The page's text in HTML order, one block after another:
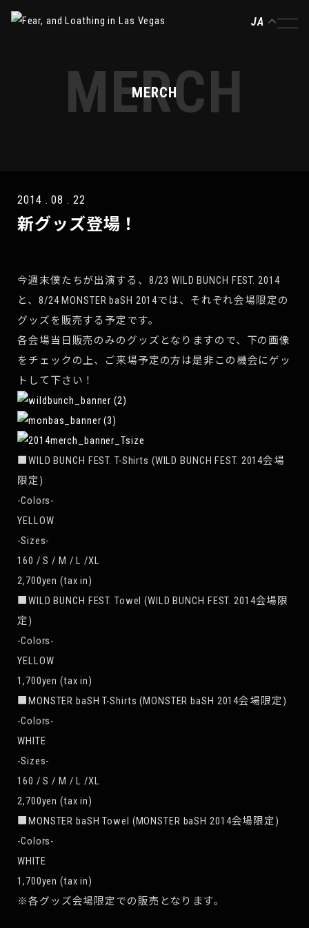
JA
MERCH
MERCH
2014 . 08 . 22
新グッズ登場！
今週末僕たちが出演する、8/23 WILD BUNCH FEST. 2014
と、8/24 MONSTER baSH 2014では、それぞれ会場限定の
グッズを販売する予定です。
各会場当日販売のみのグッズとなりますので、下の画像
をチェックの上、ご来場予定の方は是非この機会にゲッ
トして下さい！
■WILD BUNCH FEST. T-Shirts (WILD BUNCH FEST. 2014会場
限定)
-Colors-
YELLOW
-Sizes-
160 / S / M / L /XL
2,700yen (tax in)
■WILD BUNCH FEST. Towel (WILD BUNCH FEST. 2014会場限
定)
-Colors-
YELLOW
1,700yen (tax in)
■MONSTER baSH T-Shirts (MONSTER baSH 2014会場限定)
-Colors-
WHITE
-Sizes-
160 / S / M / L /XL
2,700yen (tax in)
■MONSTER baSH Towel (MONSTER baSH 2014会場限定)
-Colors-
WHITE
1,700yen (tax in)
※各グッズ会場限定での販売となります。